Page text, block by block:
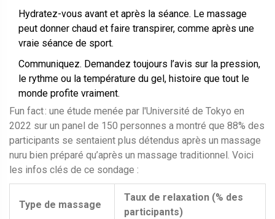
Hydratez-vous avant et après la séance. Le massage
peut donner chaud et faire transpirer, comme après une
vraie séance de sport.
Communiquez. Demandez toujours l’avis sur la pression,
le rythme ou la température du gel, histoire que tout le
monde profite vraiment.
Fun fact : une étude menée par l'Université de Tokyo en
2022 sur un panel de 150 personnes a montré que 88% des
participants se sentaient plus détendus après un massage
nuru bien préparé qu’après un massage traditionnel. Voici
les infos clés de ce sondage :
Type de massage
Taux de relaxation (% des
participants)